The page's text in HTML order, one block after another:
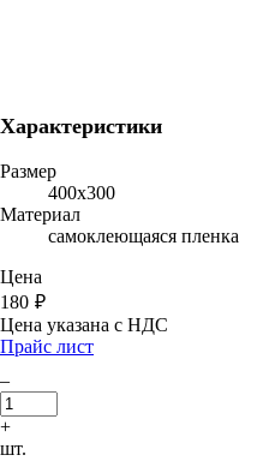
Характеристики
Размер
400х300
Материал
самоклеющаяся пленка
Цена
180 ₽
Цена указана с НДС
Прайс лист
–
+
шт.